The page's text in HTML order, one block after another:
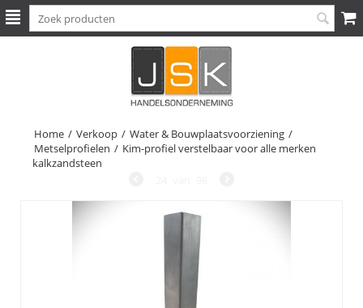
Home / Verkoop / Water & Bouwplaatsvoorziening /
Metselprofielen / Kim-profiel verstelbaar voor alle merken
kalkzandsteen